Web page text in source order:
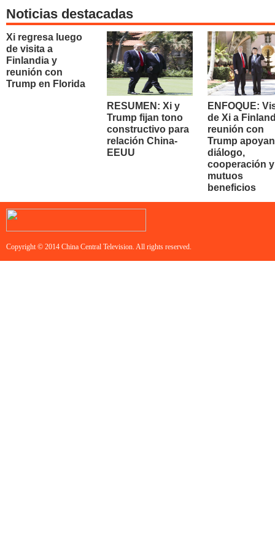
Noticias destacadas
Xi regresa luego
de visita a
Finlandia y
reunión con
Trump en Florida
RESUMEN: Xi y
Trump fijan tono
constructivo para
relación China-
EEUU
ENFOQUE:
de Xi a
reunión con
Trump apoyan
diálogo,
cooperación y
mutuos
beneficios
Copyright © 2014 China Central Television. All rights reserved.